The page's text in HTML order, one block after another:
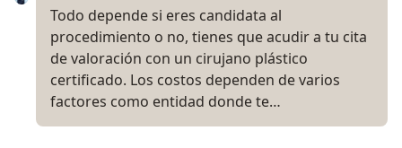
Todo depende si eres candidata al
procedimiento o no, tienes que acudir a tu cita
de valoración con un cirujano plástico
certificado. Los costos dependen de varios
factores como entidad donde te…